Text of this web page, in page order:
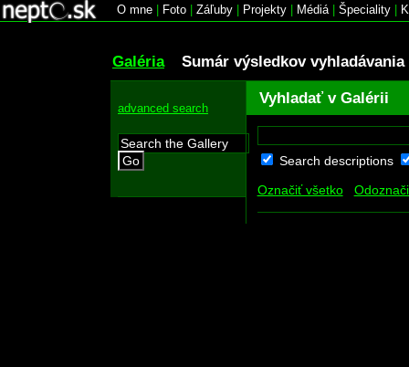
O mne Foto Záľuby Projekty Médiá| Špeciality
Galéria Sumár výsledkov vyhladávania
advanced search
Go
Vyhladať v Galérii
Search descriptions
Označiť všetko